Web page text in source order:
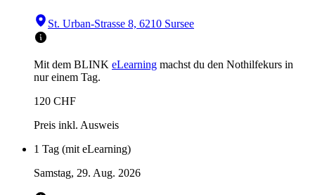
St. Urban-Strasse 8, 6210 Sursee
Mit dem BLINK eLearning machst du den Nothilfekurs in
nur einem Tag.
120 CHF
Preis inkl. Ausweis
1 Tag (mit eLearning)
Samstag, 29. Aug. 2026